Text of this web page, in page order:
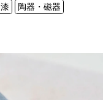
漆
陶器・磁器